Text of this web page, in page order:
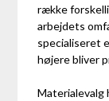
række
arbejdets
specialiseret
højere bliver
Materialevalg